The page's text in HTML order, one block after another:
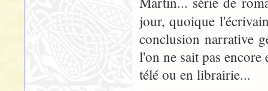
jour, quoique
conclusion narrative
l'on ne sait pas
télé ou en librairie...